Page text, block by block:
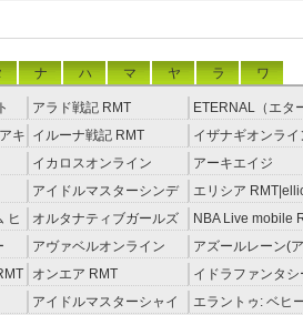
ナ ハ マ ヤ ラ ワ
アラド戦記 RMT
ETERNAL（エタ
RMT
キ イルーナ戦記 RMT
イザナギオンライ
イカロスオンライン
RMT（予約制）
アーキエイジ
RMT|ArcheAge
約制）
アイドルマスターシンデ
レラガールズ(モバマス)
RMT
エリシア
RMT
ヒ
)
オルタナティブガールズ
RMT
NBA Live mobile
アヴァベルオンライン
RMT
アズールレーン(
RMT
オンエア RMT
イドラファンタシ
ーサーガ RMT
アイドルマスターシャイ
エラントゥ: ベヒ